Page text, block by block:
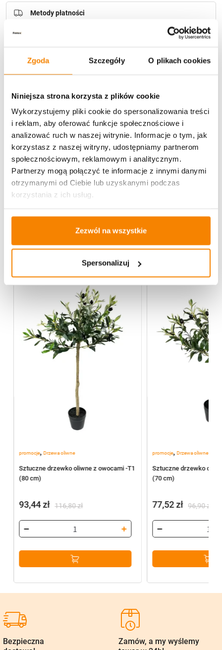
Zgoda Szczegóły O plikach cookies
Niniejsza strona korzysta z plików cookie
Wykorzystujemy pliki cookie do spersonalizowania treści
i reklam, aby oferować funkcje społecznościowe i
analizować ruch w naszej witrynie. Informacje o tym, jak
korzystasz z naszej witryny, udostępniamy partnerom
społecznościowym, reklamowym i analitycznym.
Partnerzy mogą połączyć te informacje z innymi danymi
otrzymanymi od Ciebie lub uzyskanymi podczas
korzystania z ich usług.
Zezwól na wszystkie
Spersonalizuj
Potrzebujesz większą ilość? Zapraszamy do naszej
hurtowniiPrzejdź do hurtowni B2B
Metody płatności
Opis produktu
Specyfikacja
Więcej z kategorii Kwiaty sztuczne
promocje, Drzewa oliwne
Sztuczne drzewko oliwne z owocami -T1
(80 cm)
-20%
116,80zł
cena
wynosiła:
116,80 zł.
93,44zł
cena
wynosi:
93,44 zł.
promocje,Drzewa oliwne
Sztuczne drzewko
(70 cm)
96,90zł
cena
wynosiła:
96,90 zł.
77,52zł
cena
wynosi:
77,52 zł.
Bezpieczna
Zamów, a my wyślemy